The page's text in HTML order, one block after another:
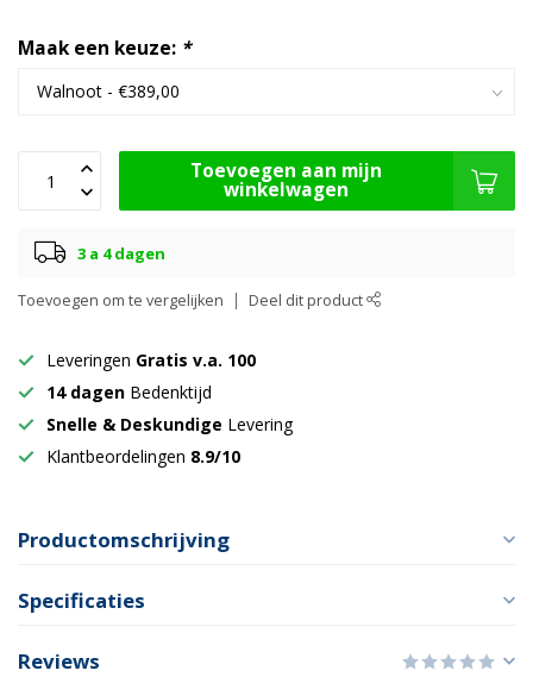
Maak een keuze: *
Toevoegen aan mijn
winkelwagen
3 a 4 dagen
Toevoegen om te vergelijken Deel dit product
Leveringen Gratis v.a. 100
14 dagen Bedenktijd
Snelle & Deskundige Levering
Klantbeordelingen 8.9/10
Productomschrijving
Specificaties
Reviews